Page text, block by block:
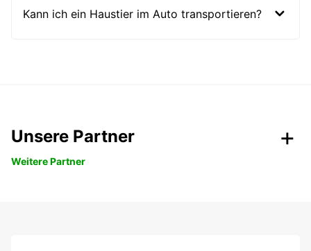
Kann ich ein Haustier im Auto transportieren?
Unsere Partner
Weitere Partner